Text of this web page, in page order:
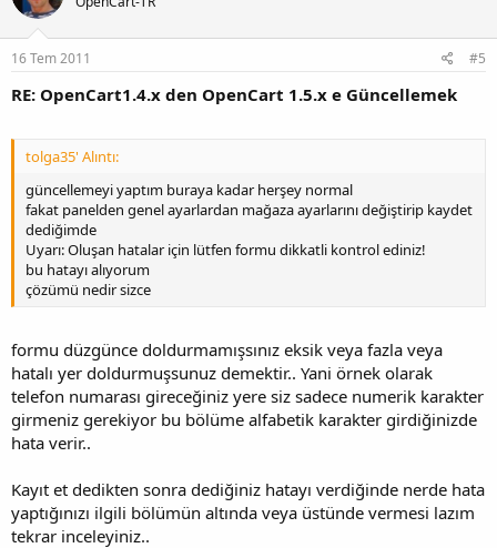
16 Tem 2011 #5
RE: OpenCart1.4.x den OpenCart 1.5.x e Güncellemek
tolga35' Alıntı:
güncellemeyi yaptım buraya kadar herşey normal
fakat panelden genel ayarlardan mağaza ayarlarını değiştirip kaydet
dediğimde
Uyarı: Oluşan hatalar için lütfen formu dikkatli kontrol ediniz!
bu hatayı alıyorum
çözümü nedir sizce
formu düzgünce doldurmamışsınız eksik veya fazla veya
hatalı yer doldurmuşsunuz demektir.. Yani örnek olarak
telefon numarası gireceğiniz yere siz sadece numerik karakter
girmeniz gerekiyor bu bölüme alfabetik karakter girdiğinizde
hata verir..
Kayıt et dedikten sonra dediğiniz hatayı verdiğinde nerde hata
yaptığınızı ilgili bölümün altında veya üstünde vermesi lazım
tekrar inceleyiniz..